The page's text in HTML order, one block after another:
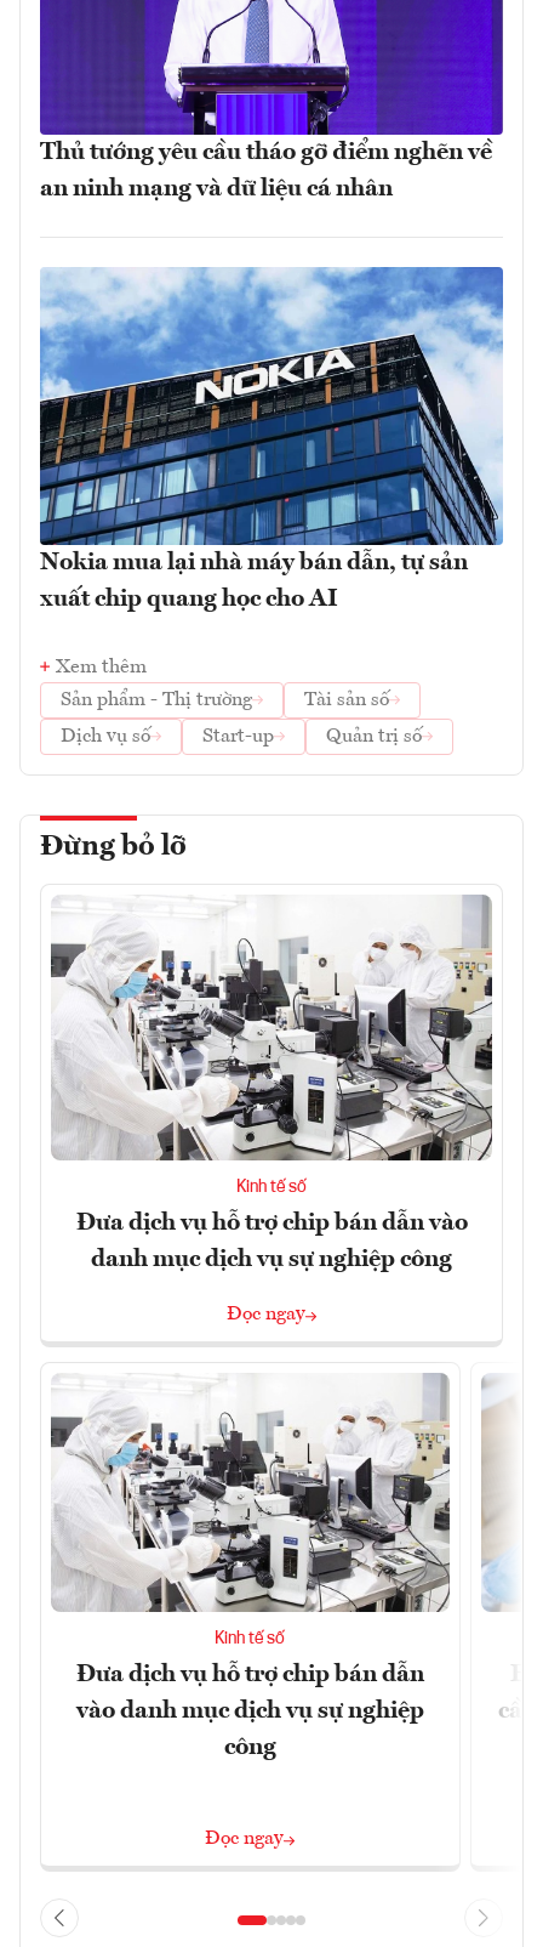
Thủ tướng yêu cầu tháo gỡ điểm nghẽn về
an ninh mạng và dữ liệu cá nhân
Nokia mua lại nhà máy bán dẫn, tự sản
xuất chip quang học cho AI
Xem thêm
Sản phẩm - Thị trường
Tài sản số
Dịch vụ số
Start-up Quản trị số
Đừng bỏ lỡ
Kinh tế số
Đưa dịch vụ hỗ trợ chip bán dẫn vào
danh mục dịch vụ sự nghiệp công
Đọc ngay
Kinh tế số
Đưa dịch vụ hỗ trợ chip bán dẫn
vào danh mục dịch vụ sự nghiệp
công
Đọc ngay